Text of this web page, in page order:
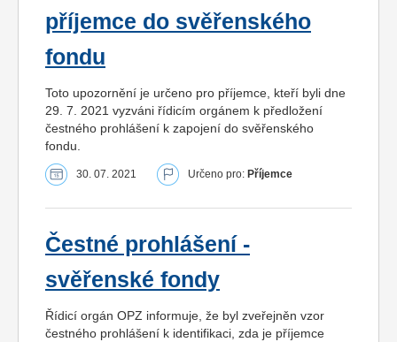
příjemce do svěřenského
fondu
Toto upozornění je určeno pro příjemce, kteří byli dne
29. 7. 2021 vyzváni řídicím orgánem k předložení
čestného prohlášení k zapojení do svěřenského
fondu.
30. 07. 2021 Určeno pro: Příjemce
Čestné prohlášení -
svěřenské fondy
Řídicí orgán OPZ informuje, že byl zveřejněn vzor
čestného prohlášení k identifikaci, zda je příjemce